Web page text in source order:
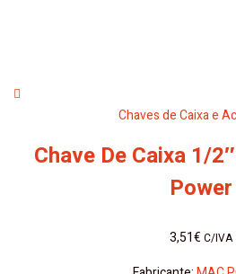
Chaves de Caixa e
Chave De Caixa 1/
Power
3,51€ C/IVA